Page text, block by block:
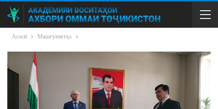
Асосӣ Машғулиятҳо